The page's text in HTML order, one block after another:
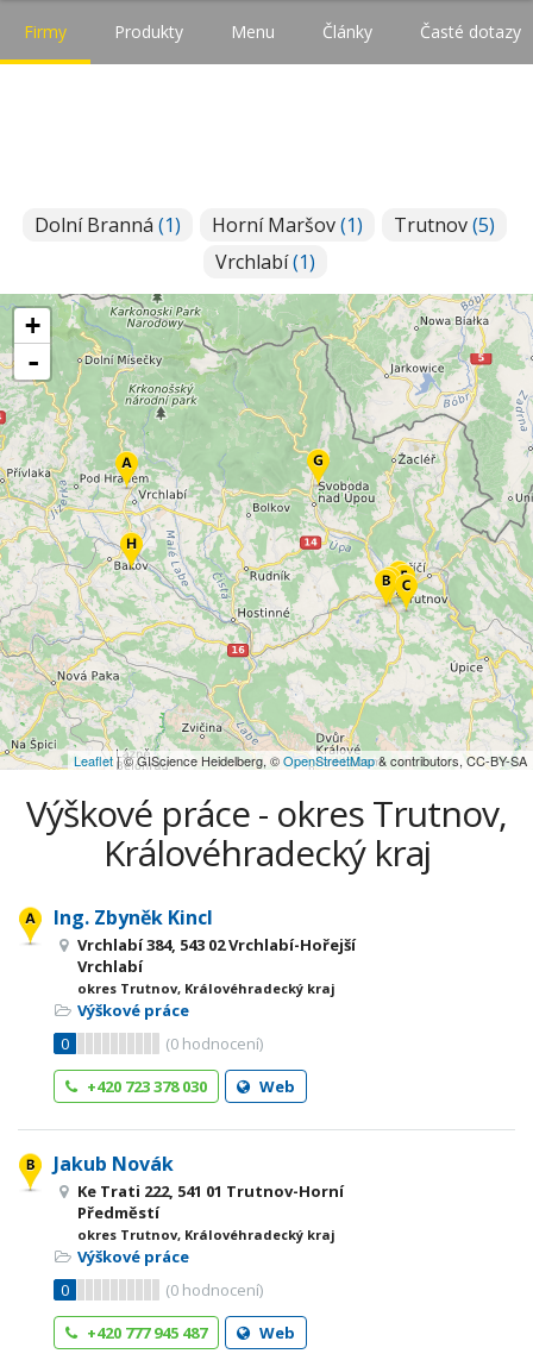
Firmy Produkty Menu Články Časté dotazy
Dolní Branná (1) Horní Maršov(1) Trutnov(5)
Vrchlabí(1)
+
-
Leaflet| © GIScience Heidelberg, ©OpenStreetMap& contributors, CC-BY-SA
Výškové práce - okres Trutnov,
Královéhradecký kraj
Ing. Zbyněk Kincl
Vrchlabí 384, 543 02 Vrchlabí-Hořejší
Vrchlabí
okres Trutnov, Královéhradecký kraj
Výškové práce
0
(0 hodnocení)
+420 723 378 030
Web
Jakub Novák
Ke Trati 222, 541 01 Trutnov-Horní
Předměstí
okres Trutnov, Královéhradecký kraj
Výškové práce
0
(0 hodnocení)
+420 777 945 487
Web